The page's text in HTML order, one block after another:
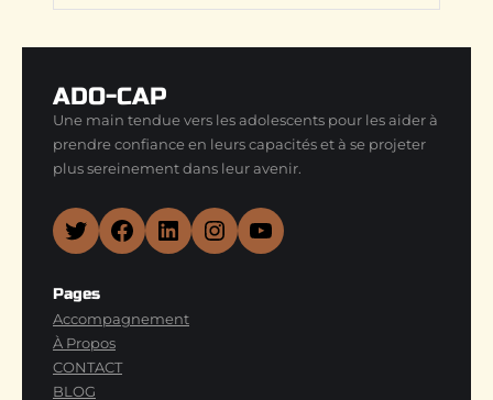
ADO-CAP
Une main tendue vers les adolescents pour les aider à
prendre confiance en leurs capacités et à se projeter
plus sereinement dans leur avenir.
Twitter Facebook LinkedIn Instagram YouTube
Pages
Accompagnement
À Propos
CONTACT
BLOG